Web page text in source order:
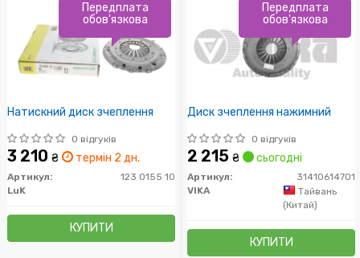
Натискний диск зчеплення
0 відгуків
3 210 ₴ термін 2 дн.
Артикул:
123 0155 10
LuK
КУПИТИ
Передплата
обов'язкова
Диск зчеплення нажимний
0 відгуків
2 215 ₴ сьогодні
Артикул:
31410614701
VIKA
Тайвань
(Китай)
КУПИТИ
Передплата
обов'язкова